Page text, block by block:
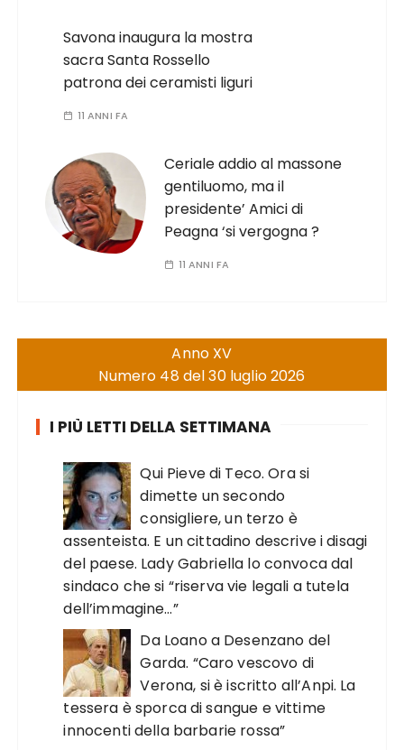
Savona inaugura la mostra
sacra Santa Rossello
patrona dei ceramisti liguri
11 ANNI FA
Ceriale addio al massone
gentiluomo, ma il
presidente’ Amici di
Peagna ‘si vergogna ?
11 ANNI FA
Anno XV
Numero 48 del 30 luglio 2026
I PIÙ LETTI DELLA SETTIMANA
Qui Pieve di Teco. Ora si
dimette un secondo
consigliere, un terzo è
assenteista. E un cittadino descrive i disagi
del paese. Lady Gabriella lo convoca dal
sindaco che si “riserva vie legali a tutela
dell’immagine…”
Da Loano a Desenzano del
Garda. “Caro vescovo di
Verona, si è iscritto all’Anpi. La
tessera è sporca di sangue e vittime
innocenti della barbarie rossa”